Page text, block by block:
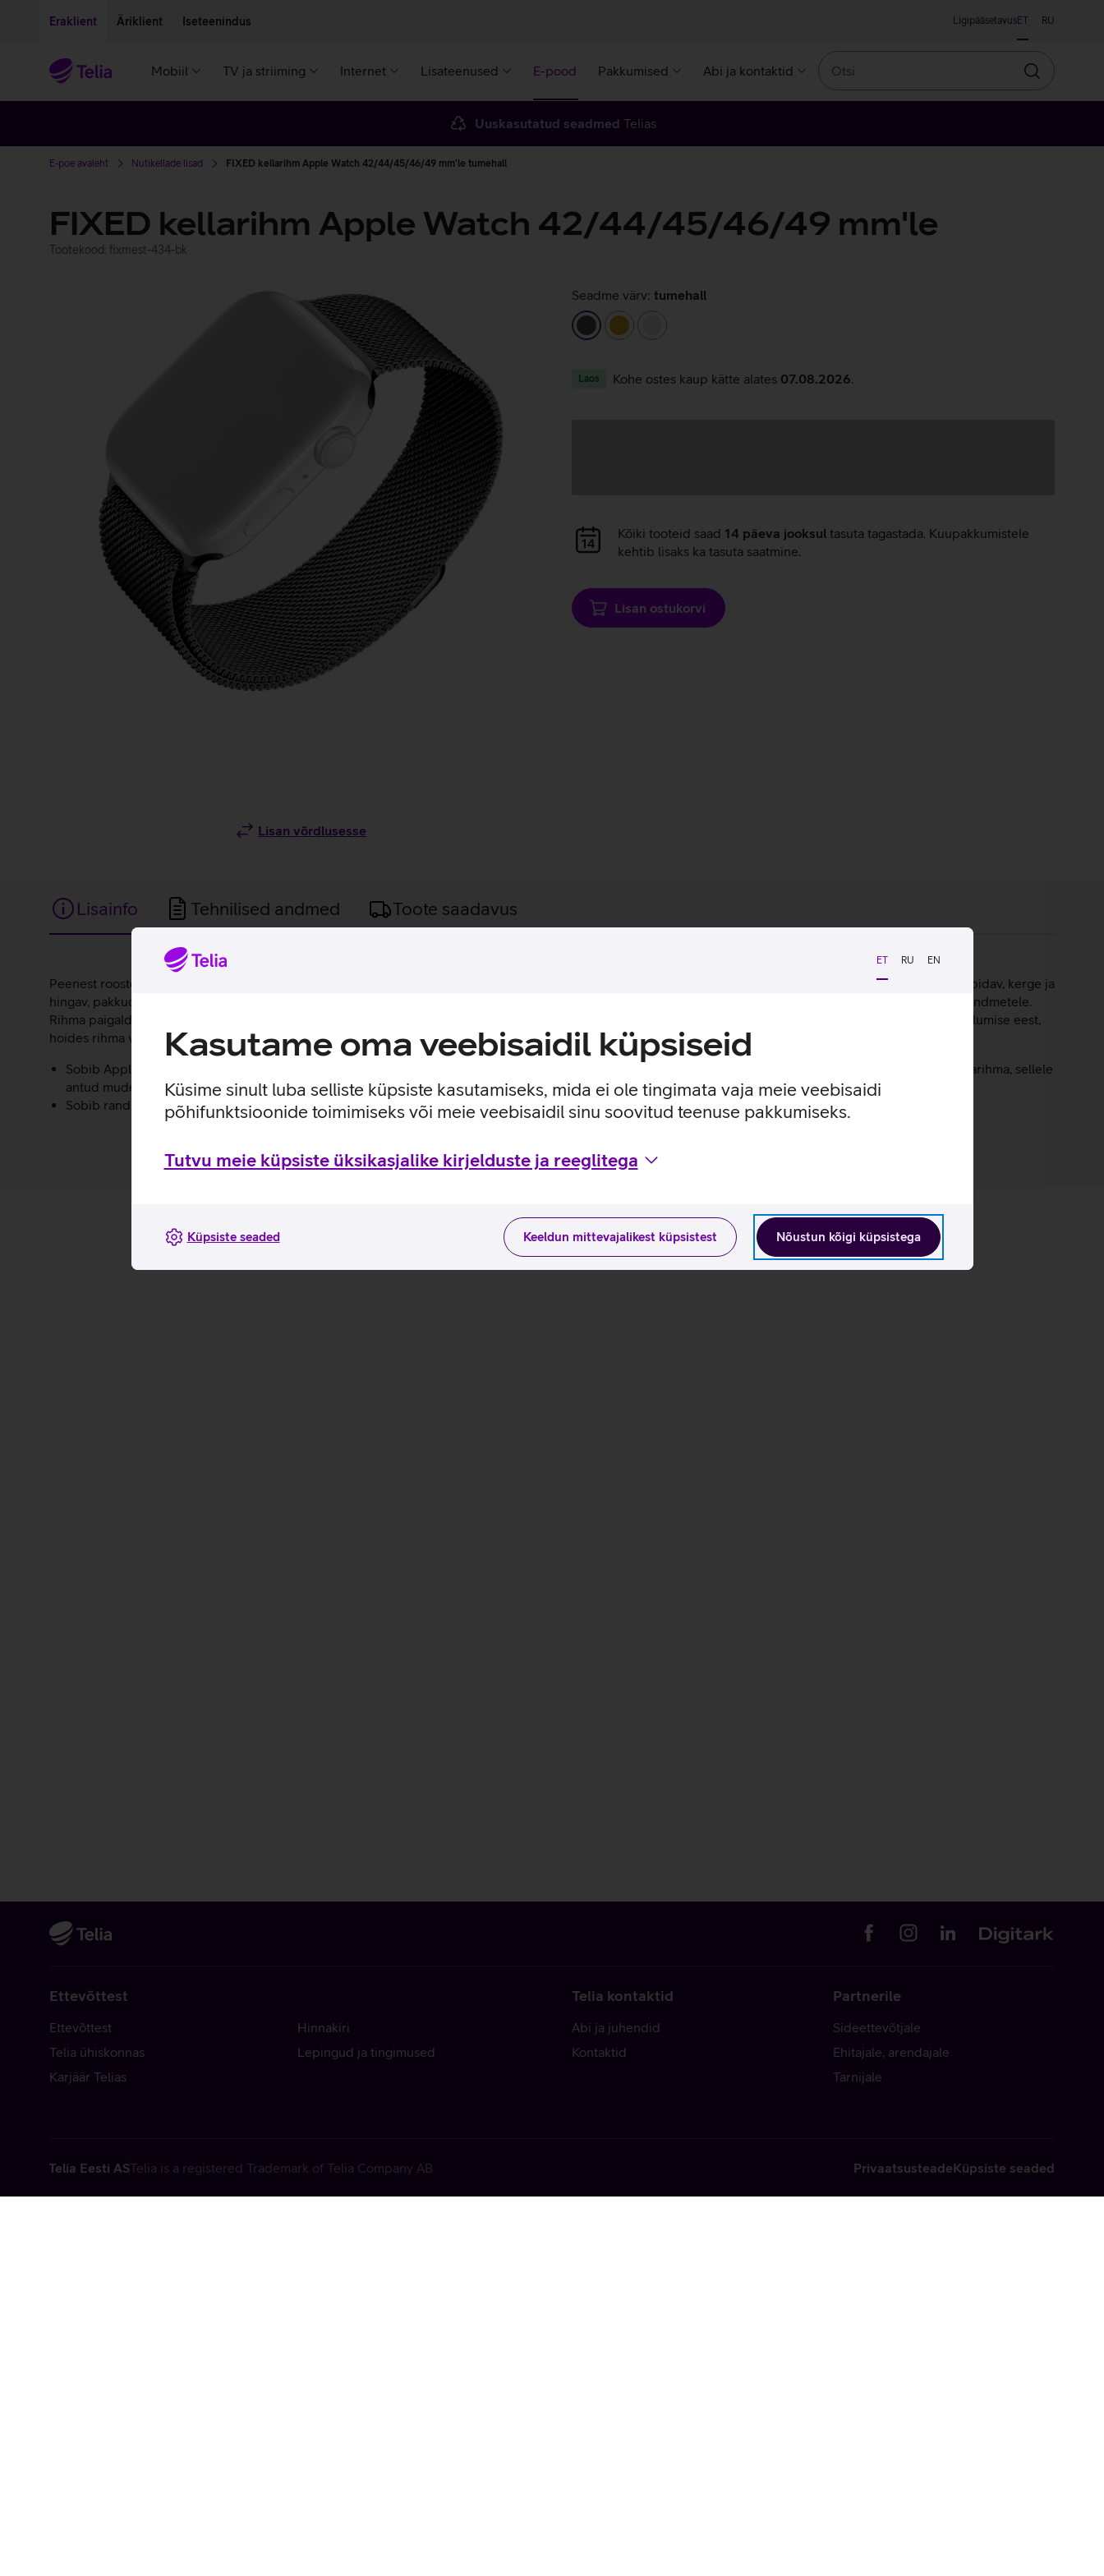
ET RU EN
Kasutame oma veebisaidil küpsiseid
Küsime sinult luba selliste küpsiste kasutamiseks, mida ei ole tingimata vaja meie veebisaidi
põhifunktsioonide toimimiseks või meie veebisaidil sinu soovitud teenuse pakkumiseks.
Tutvu meie küpsiste üksikasjalike kirjelduste ja reeglitega
Nõustun kõigi küpsistega
Keeldun mittevajalikest küpsistest
Küpsiste seaded
Eraklient Äriklient Iseteenindus LigipääsetavusET RU
Mobiil TV ja striiming Internet Lisateenused E-pood Pakkumised Abi ja kontaktid
Otsin
Uuskasutatud seadmed Telias
E-poe avaleht Nutikellade lisad FIXED kellarihm Apple Watch 42/44/45/46/49 mm'le tumehall
FIXED kellarihm Apple Watch 42/44/45/46/49 mm'le
Tootekood: fixmest-434-bk
Lisan võrdlusesse
Seadme värv: tumehall
tumehallkuldne
Laos Kohe ostes kaup kätte alates 07.08.2026
Andmete
laadimine
Kõiki tooteid saad 14 päeva jooksul tasuta tagastada. Kuupakkumistele
kehtib lisaks ka tasuta saatmine.
Lisan ostukorvi
Lisainfo Tehnilised andmed Toote saadavus
Lisainfo
Peenest roostevabast terasest võrkkonstruktsiooniga rihm on elegantne ja ajatu valik, mis annab sinu Apple Watchile luksusliku metallviimistluse. Rihm on vastupidav, kerge ja
hingav, pakkudes mugavust kogu päeva vältel. Magnetkinnitusega süsteem võimaldab rihma pikkust kiiresti ja täpselt reguleerida, sobides erineva suurusega randmetele.
Rihma paigaldamine ja eemaldamine on lihtne ning võimaldab kella välimust hetkega muuta. Galvaaniline viimistlus tagab värvi püsivuse ja kaitse igapäevase kulumise eest,
hoides rihma välimuse kaua kvaliteetsena.
Sobib Apple Watch mudelitele suuruses 42/44/45/46/49 mm, sealhulgas Ultra ja SE mudelitele. Apple Watch Series 11 42 mm vajab väiksemas mõõdus kellarihma, sellele
antud mudel ei sobi.
Sobib randme ümbermõõdule 16–21 cm.
Ettevõttest
Ettevõttest
Telia ühiskonnas
Karjäär Telias
Hinnakiri
Lepingud ja tingimused
Telia kontaktid
Abi ja juhendid
Kontaktid
Partnerile
Sideettevõtjale
Ehitajale, arendajale
Tarnijale
Telia Eesti ASTelia is a registered Trademark of Telia Company AB PrivaatsusteadeKüpsiste seaded